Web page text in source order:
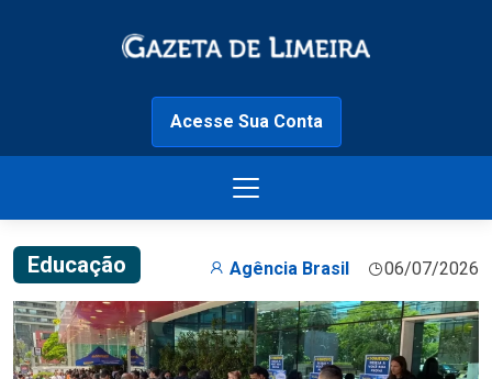
Acesse Sua Conta
Educação Agência Brasil 06/07/2026